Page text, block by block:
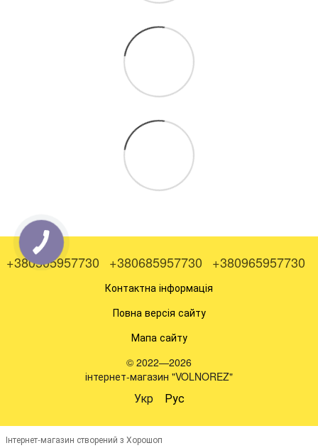
+380505957730 +380685957730 +380965957730
Контактна інформація
Повна версія сайту
Мапа сайту
© 2022—2026
інтернет-магазин "VOLNOREZ"
Укр Рус
Інтернет-магазин створений з Хорошоп